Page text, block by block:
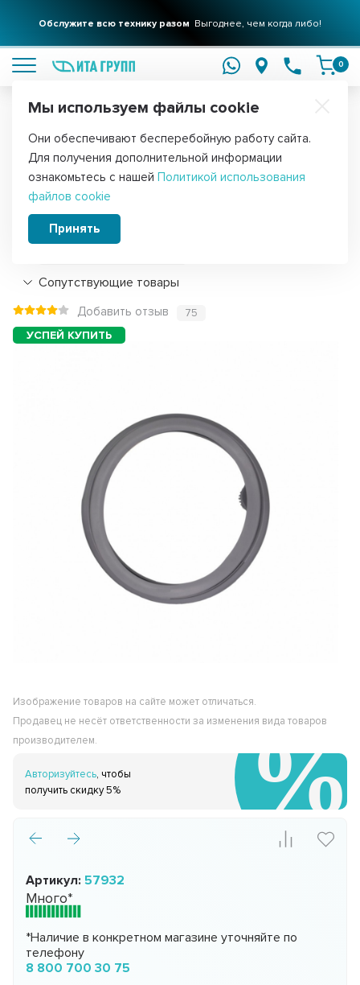
Обслужите всю технику разом Выгоднее, чем когда либо!
0
Главная Запчасти для стиральных машин Манжеты люка для
Манжета люка стиральной машины
Ariston, Indesit, Whirlpool, 57932
Подробнее
Сопутствующие товары
Добавить отзыв 75
Изображение товаров на сайте может отличаться.
Продавец не несёт ответственности за изменения вида товаров
производителем.
Авторизуйтесь, чтобы
получить скидку 5%
Артикул:57932
Много*
*Наличие в конкретном магазине уточняйте по
телефону
8 800 700 30 75
Мы используем файлы cookie
Они обеспечивают бесперебойную работу сайта.
Для получения дополнительной информации
ознакомьтесь с нашей Политикой использования
файлов cookie
Принять